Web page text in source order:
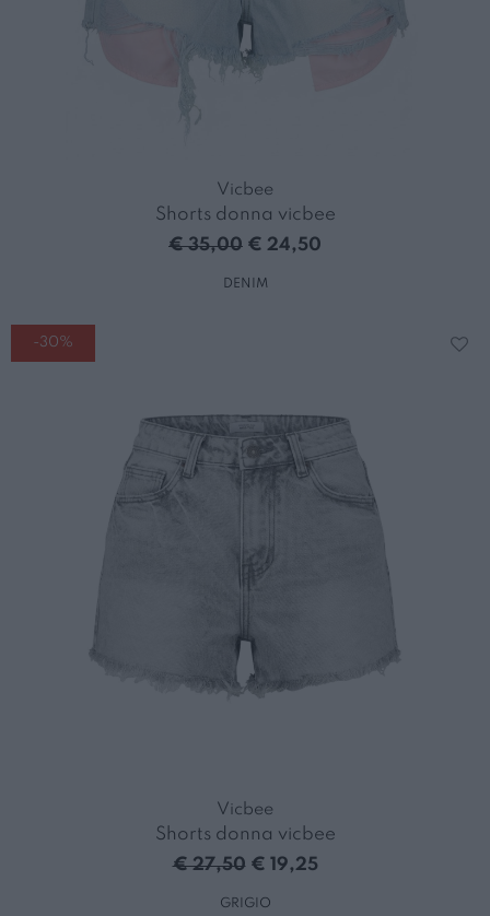
Vicbee
Shorts donna vicbee
€ 35,00 € 24,50
DENIM
-30%
Vicbee
Shorts donna vicbee
€ 27,50 € 19,25
GRIGIO